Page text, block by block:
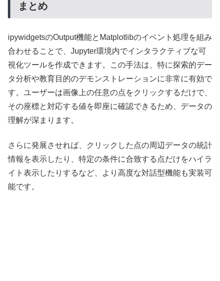
まとめ
ipywidgetsのOutput機能とMatplotlibのイベント処理を組み
合わせることで、Jupyter環境内でインタラクティブな可
視化ツールを作成できます。この手法は、特に探索的デー
タ分析や教育目的のデモンストレーションに非常に有効で
す。ユーザーは画像上の任意の点をクリックするだけで、
その座標と対応する値を即座に確認できるため、データの
理解が深まります。
さらに発展させれば、クリックした点の周辺データの統計
情報を表示したり、特定の条件に合致する点だけをハイラ
イト表示したりするなど、より高度な対話型機能も実装可
能です。